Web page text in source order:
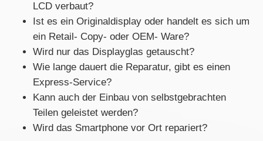
LCD verbaut?
Ist es ein Originaldisplay oder handelt es sich um
ein Retail- Copy- oder OEM- Ware?
Wird nur das Displayglas getauscht?
Wie lange dauert die Reparatur, gibt es einen
Express-Service?
Kann auch der Einbau von selbstgebrachten
Teilen geleistet werden?
Wird das Smartphone vor Ort repariert?